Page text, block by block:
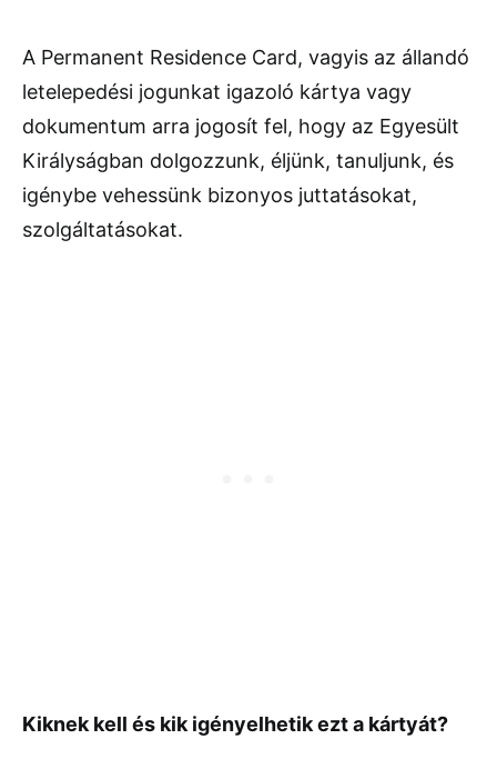
A Permanent Residence Card, vagyis az állandó
letelepedési jogunkat igazoló kártya vagy
dokumentum arra jogosít fel, hogy az Egyesült
Királyságban dolgozzunk, éljünk, tanuljunk, és
igénybe vehessünk bizonyos juttatásokat,
szolgáltatásokat.
Kiknek kell és kik igényelhetik ezt a kártyát?